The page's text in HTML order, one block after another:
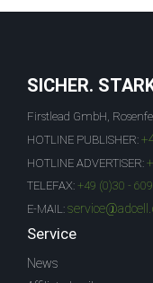
SICHER.
Firstlead GmbH,
HOTLINE PUBLISHER:
HOTLINE ADVERTISER:
TELEFAX: +49 (0)30 -
E-MAIL:
Service
News